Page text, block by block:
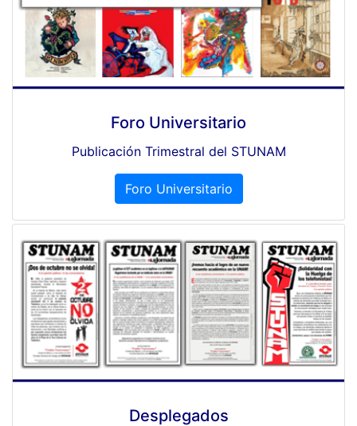
Foro Universitario
Publicación Trimestral del STUNAM
Foro Universitario
Desplegados